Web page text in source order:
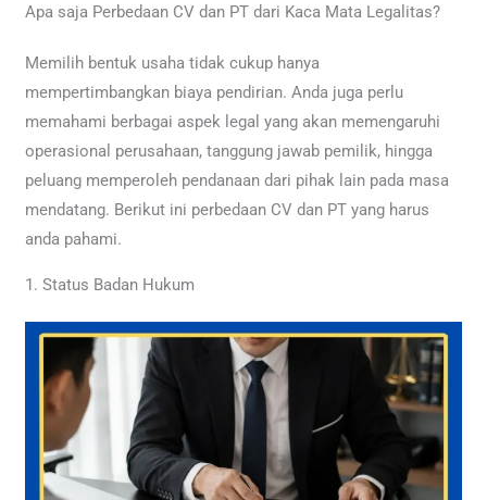
Apa saja Perbedaan CV dan PT dari Kaca Mata Legalitas?
Memilih bentuk usaha tidak cukup hanya
mempertimbangkan biaya pendirian. Anda juga perlu
memahami berbagai aspek legal yang akan memengaruhi
operasional perusahaan, tanggung jawab pemilik, hingga
peluang memperoleh pendanaan dari pihak lain pada masa
mendatang. Berikut ini perbedaan CV dan PT yang harus
anda pahami.
1. Status Badan Hukum